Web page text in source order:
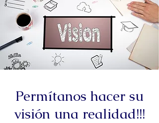
Permítanos hacer su
visión una realidad!!!